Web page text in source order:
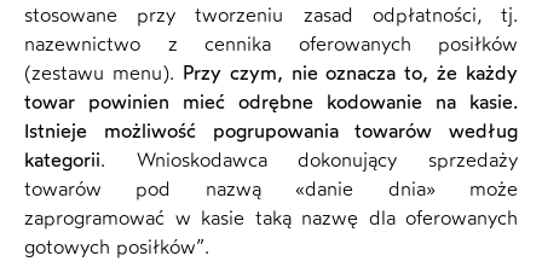
stosowane przy tworzeniu zasad odpłatności, tj.
nazewnictwo z cennika oferowanych posiłków
(zestawu menu). Przy czym, nie oznacza to, że każdy
towar powinien mieć odrębne kodowanie na kasie.
Istnieje możliwość pogrupowania towarów według
kategorii. Wnioskodawca dokonujący sprzedaży
towarów pod nazwą «danie dnia» może
zaprogramować w kasie taką nazwę dla oferowanych
gotowych posiłków”.